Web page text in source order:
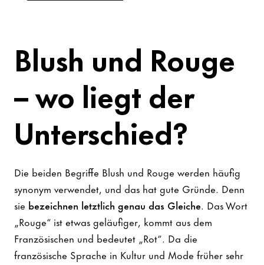
Blush und Rouge
– wo liegt der
Unterschied?
Die beiden Begriffe Blush und Rouge werden häufig
synonym verwendet, und das hat gute Gründe. Denn
sie bezeichnen letztlich genau das Gleiche. Das Wort
„Rouge“ ist etwas geläufiger, kommt aus dem
Französischen und bedeutet „Rot“. Da die
französische Sprache in Kultur und Mode früher sehr